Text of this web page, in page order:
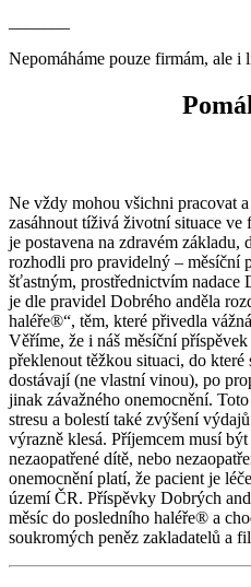
Nepomáháme pouze firmám, ale i
Ne vždy mohou všichni pracovat
zasáhnout tíživá životní situace ve
je postavena na zdravém základu,
rozhodli pro pravidelný – měsíční
šťastným, prostřednictvím
je dle pravidel Dobrého anděla
haléře®“, těm, které přivedla
Věříme, že i náš měsíční
překlenout těžkou situaci, do
dostávají (ne vlastní vinou), po
jinak závažného onemocnění.
stresu a bolestí také zvýšení
výrazně klesá. Příjemcem musí
nezaopatřené dítě, nebo
onemocnění platí, že pacient je
území ČR. Příspěvky Dobrých
měsíc do posledního haléře® a
soukromých peněz zakladatelů a